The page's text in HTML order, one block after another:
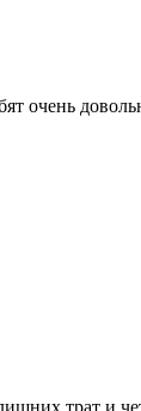
очень
трат и